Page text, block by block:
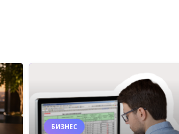
БИЗНЕС